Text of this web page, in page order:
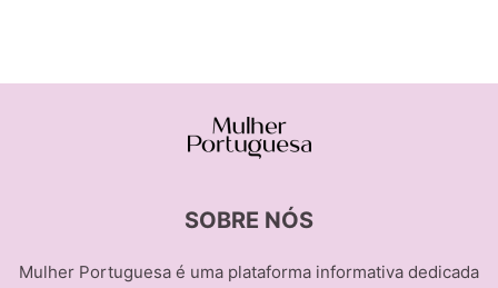
SOBRE NÓS
Mulher Portuguesa é uma plataforma informativa dedicada